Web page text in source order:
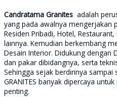
Candratama Granites adalah
yang pada awalnya mengerjakan
Residen Pribadi, Hotel,
lainnya. Kemudian berkembang
Desain Interior. Didukung dengan
dan pakar dibidangnya, serta
Sehingga sejak berdirinya sampai
GRANITES banyak dipercaya
penting.